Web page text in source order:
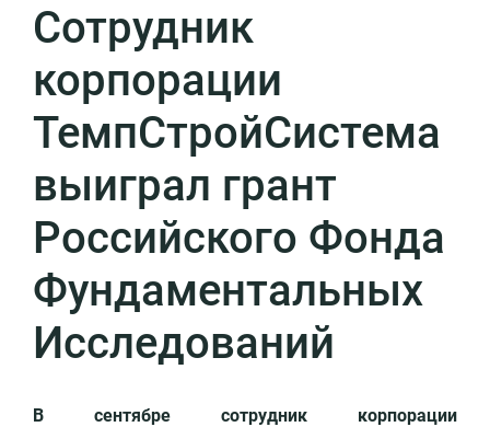
Документы
компании
Пресс-
центр
Библиотека
знаний
Сотрудник
корпорации
ТемпСтройСистема
выиграл грант
Российского Фонда
Фундаментальных
Исследований
В сентябре сотрудник корпорации